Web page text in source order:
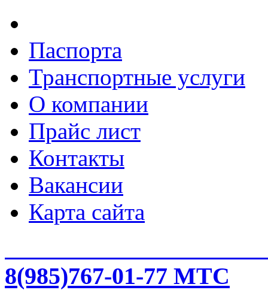
Паспорта
Транспортные услуги
О компании
Прайс лист
Контакты
Вакансии
Карта сайта
8(985)767-01-77 МТС